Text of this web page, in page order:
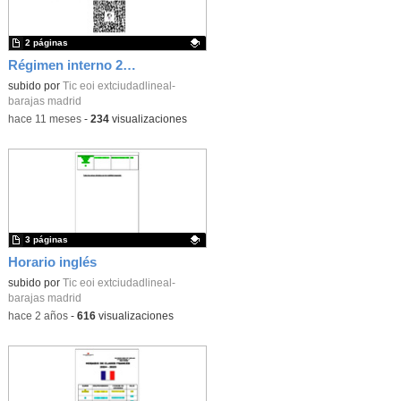
Régimen interno 2025
Contenido educativo.
subido por Tic eoi extciudadlineal-
barajas madrid
2 páginas
-hace 11 meses- 234visualizaciones
Horario inglés
Contenido educativo.
subido por Tic eoi extciudadlineal-
barajas madrid
3 páginas
-hace 2 años- 616visualizaciones